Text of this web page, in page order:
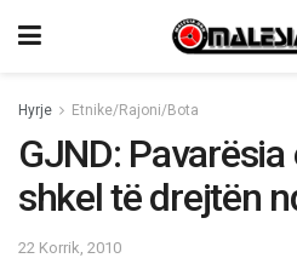
Hyrje Etnike/Rajoni/Bota
GJND:
shkel të drejtën
22 Korrik, 2010